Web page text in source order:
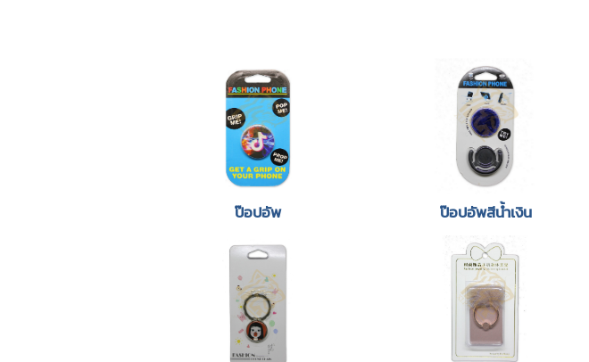
ป๊อปอัพ ป๊อปอัพสีน้ำเงิน